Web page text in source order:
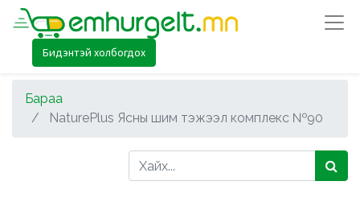
Бидэнтэй холбогдох
Бараа
NaturePlus Ясны шим тэжээл комплекс №90